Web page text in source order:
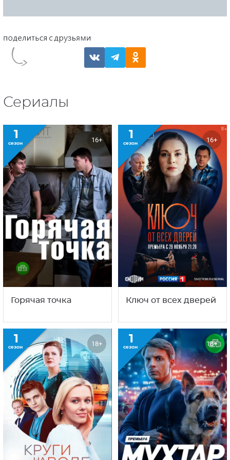
Сериалы
1
сезон 16+
Горячая точка
1
сезон 16+
Ключ от всех дверей
1
сезон 18+ 1
сезон 18+